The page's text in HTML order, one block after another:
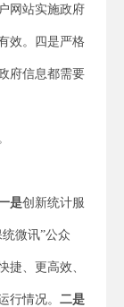
网站实施政府
效。四是严格
府信息都需要
是创新统计服
微讯”公众
捷、更高效、
行情况。 二是